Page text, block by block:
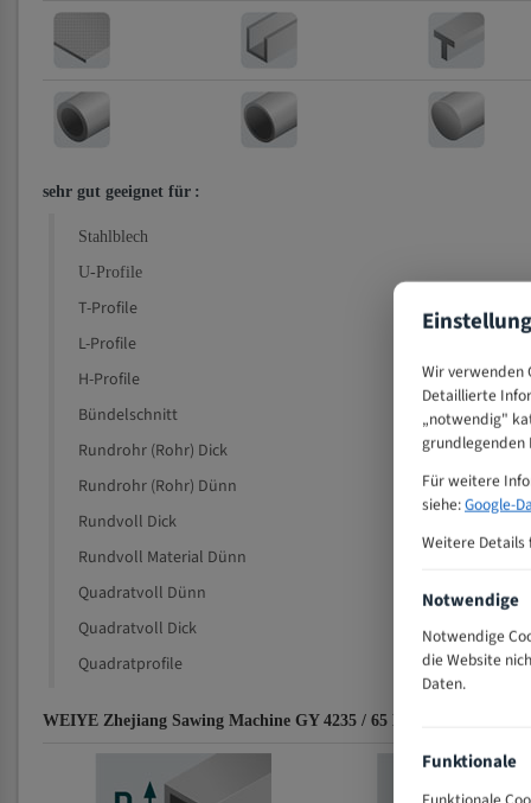
sehr gut geeignet für :
Stahlblech
U-Profile
T-Profile
L-Profile
H-Profile
Bündelschnitt
Rundrohr (Rohr) Dick
Rundrohr (Rohr) Dünn
Rundvoll Dick
Rundvoll Material Dünn
Quadratvoll Dünn
Quadratvoll Dick
Quadratprofile
WEIYE Zhejiang Sawing Machine GY 4235 / 65 L für 4980 mm Bi-
Wir verwenden
Detaillierte
„notwendig"
grundlegenden
Für weitere
siehe:Google-
Weitere Details
Notwendige
Notwendige
die Website
Daten.
Funktionale